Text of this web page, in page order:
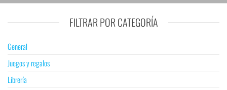
FILTRAR POR CATEGORÍA
General
Juegos y regalos
Librería